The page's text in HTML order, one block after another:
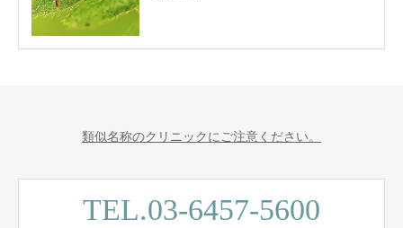
類似名称のクリニックにご注意ください。
TEL.03-6457-5600